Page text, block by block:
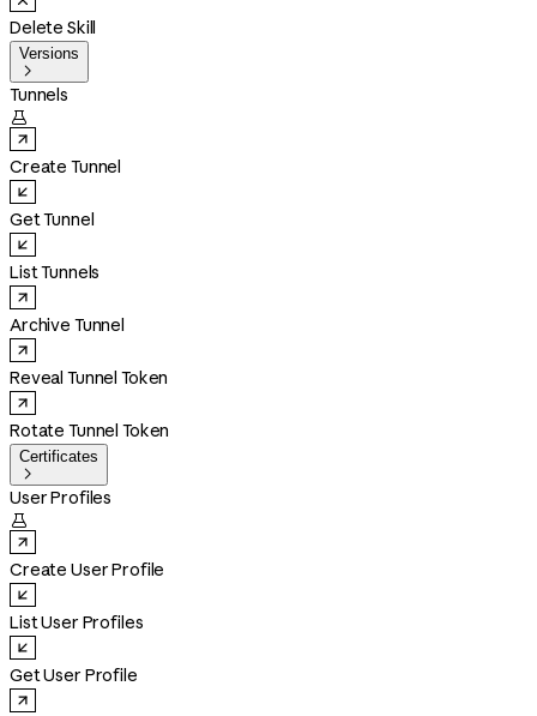
Delete Skill
Versions

Tunnels

Create Tunnel
Get Tunnel
List Tunnels
Archive Tunnel
Reveal Tunnel Token
Rotate Tunnel Token
Certificates

User Profiles

Create User Profile
List User Profiles
Get User Profile